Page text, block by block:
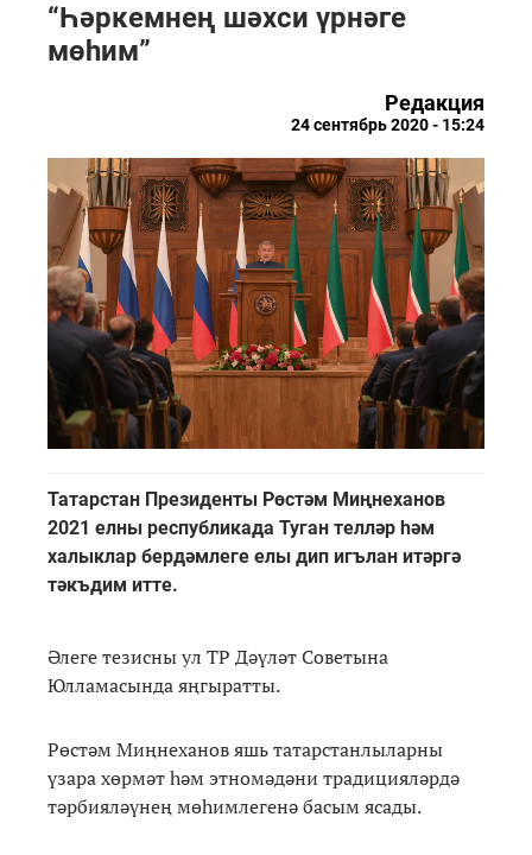
“Һәркемнең шәхси үрнәге
мөһим”
Редакция
24 сентябрь 2020 - 15:24
Татарстан Президенты Рөстәм Миңнеханов
2021 елны республикада Туган телләр һәм
халыклар бердәмлеге елы дип игълан итәргә
тәкъдим итте.
Әлеге тезисны ул ТР Дәүләт Советына
Юлламасында яңгыратты.
Рөстәм Миңнеханов яшь татарстанлыларны
үзара хөрмәт һәм этномәдәни традицияләрдә
тәрбияләүнең мөһимлегенә басым ясады.